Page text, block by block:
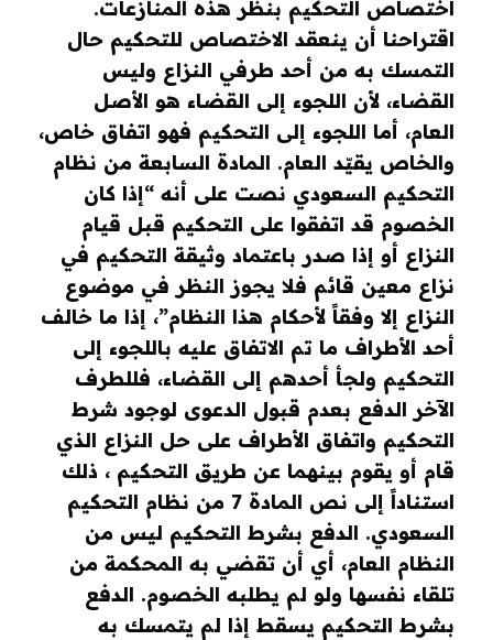
اختصاص التحكيم بنظر هذه المنازعات.
اقتراحنا أن ينعقد الاختصاص للتحكيم حال
التمسك به من أحد طرفي النزاع وليس
القضاء، لأن اللجوء إلى القضاء هو الأصل
العام، أما اللجوء إلى التحكيم فهو اتفاق خاص،
والخاص يقيّد العام. المادة السابعة من نظام
التحكيم السعودي نصت على أنه “إذا كان
الخصوم قد اتفقوا على التحكيم قبل قيام
النزاع أو إذا صدر باعتماد وثيقة التحكيم في
نزاع معين قائم فلا يجوز النظر في موضوع
النزاع إلا وفقاً لأحكام هذا النظام”، إذا ما خالف
أحد الأطراف ما تم الاتفاق عليه باللجوء إلى
التحكيم ولجأ أحدهم إلى القضاء، فللطرف
الآخر الدفع بعدم قبول الدعوى لوجود شرط
التحكيم واتفاق الأطراف على حل النزاع الذي
قام أو يقوم بينهما عن طريق التحكيم ، ذلك
استناداً إلى نص المادة 7 من نظام التحكيم
السعودي. الدفع بشرط التحكيم ليس من
النظام العام، أي أن تقضي به المحكمة من
تلقاء نفسها ولو لم يطلبه الخصوم. الدفع
بشرط التحكيم يسقط إذا لم يتمسك به